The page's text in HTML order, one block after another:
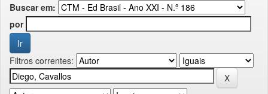
Buscar em:
por
Filtros correntes: